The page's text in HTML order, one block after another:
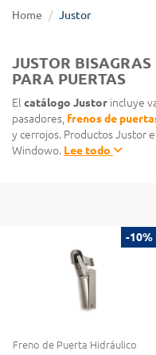
Home Justor
JUSTOR
PARA PUERTAS
El catálogo Justor incluye
pasadores, frenos de
y cerrojos. Productos Justor
Windowo. Lee todo
-10%
Freno de Puerta Hidráulico